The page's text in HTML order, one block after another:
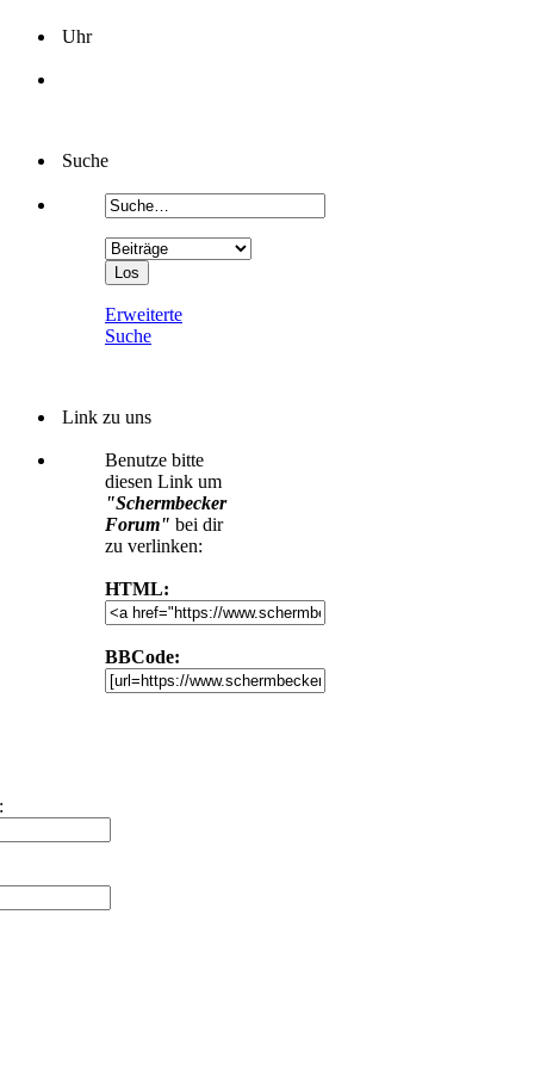
Uhr
Suche
Erweiterte
Suche
Link zu uns
Benutze bitte
diesen Link um
"Schermbecker
Forum" bei dir
zu verlinken:
HTML:
BBCode: